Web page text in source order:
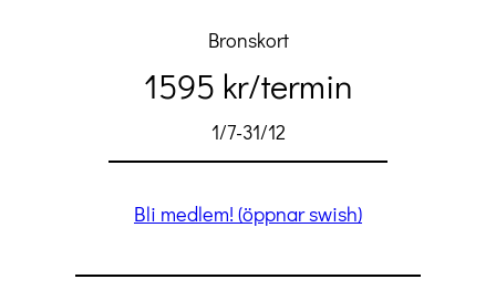
Bronskort
1595 kr/termin
1/7-31/12
Bli medlem! (öppnar swish)